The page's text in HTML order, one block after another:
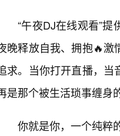
“午夜DJ在线观看”
晚释放自我、拥抱🔥激
求。当你打开直播，当
是那个被生活琐事缠身
你就是你，一个纯粹